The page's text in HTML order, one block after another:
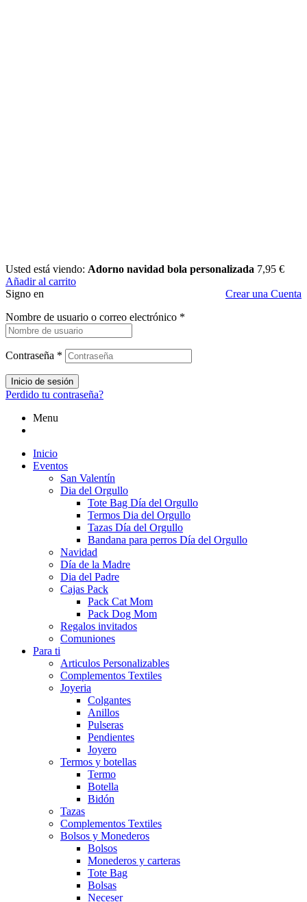
Usted está viendo: Adorno navidad bola personalizada 7,95 €
Añadir al carrito
Signo en
Crear una Cuenta
Nombre de usuario o correo electrónico *
Contraseña *
Inicio de sesión
Perdido tu contraseña?
Menu
Inicio
Eventos
San Valentín
Dia del Orgullo
Tote Bag Día del Orgullo
Termos Dia del Orgullo
Tazas Día del Orgullo
Bandana para perros Día del Orgullo
Navidad
Día de la Madre
Dia del Padre
Cajas Pack
Pack Cat Mom
Pack Dog Mom
Regalos invitados
Comuniones
Para ti
Articulos Personalizables
Complementos Textiles
Joyeria
Colgantes
Anillos
Pulseras
Pendientes
Joyero
Termos y botellas
Termo
Botella
Bidón
Tazas
Complementos Textiles
Bolsos y Monederos
Bolsos
Monederos y carteras
Tote Bag
Bolsas
Neceser